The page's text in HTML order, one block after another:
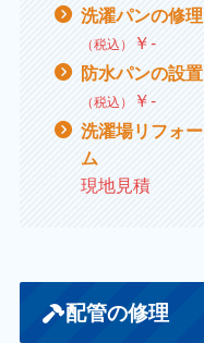
洗濯パンの修理
（税込） ￥‐
防水パンの設置
（税込） ￥‐
洗濯場リフォー
ム
現地見積
配管の修理